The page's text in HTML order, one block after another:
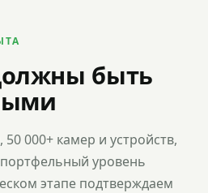
быть
50 000+ камер и устройств,
уровень
этапе подтверждаем